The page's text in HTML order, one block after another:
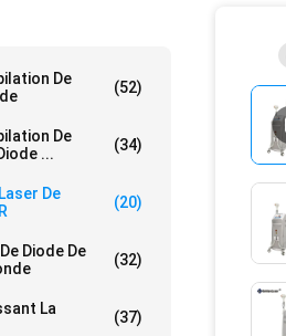
De
(52)
De
...
(34)
De
(20)
Diode De
(32)
La
(37)